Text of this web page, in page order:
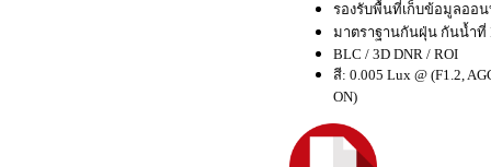
รองรับพื้นที่เก็บข้อมูลออน
มาตราฐานกันฝุ่น กันน้ำที่
BLC / 3D DNR / ROI
สี: 0.005 Lux @ (F1.2,
ON)